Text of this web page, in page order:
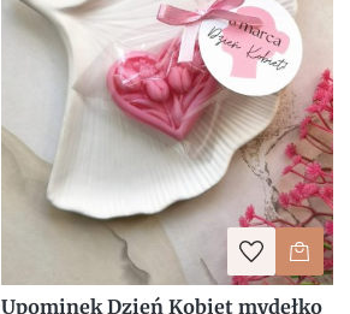
Upominek Dzień Kobiet mydełko